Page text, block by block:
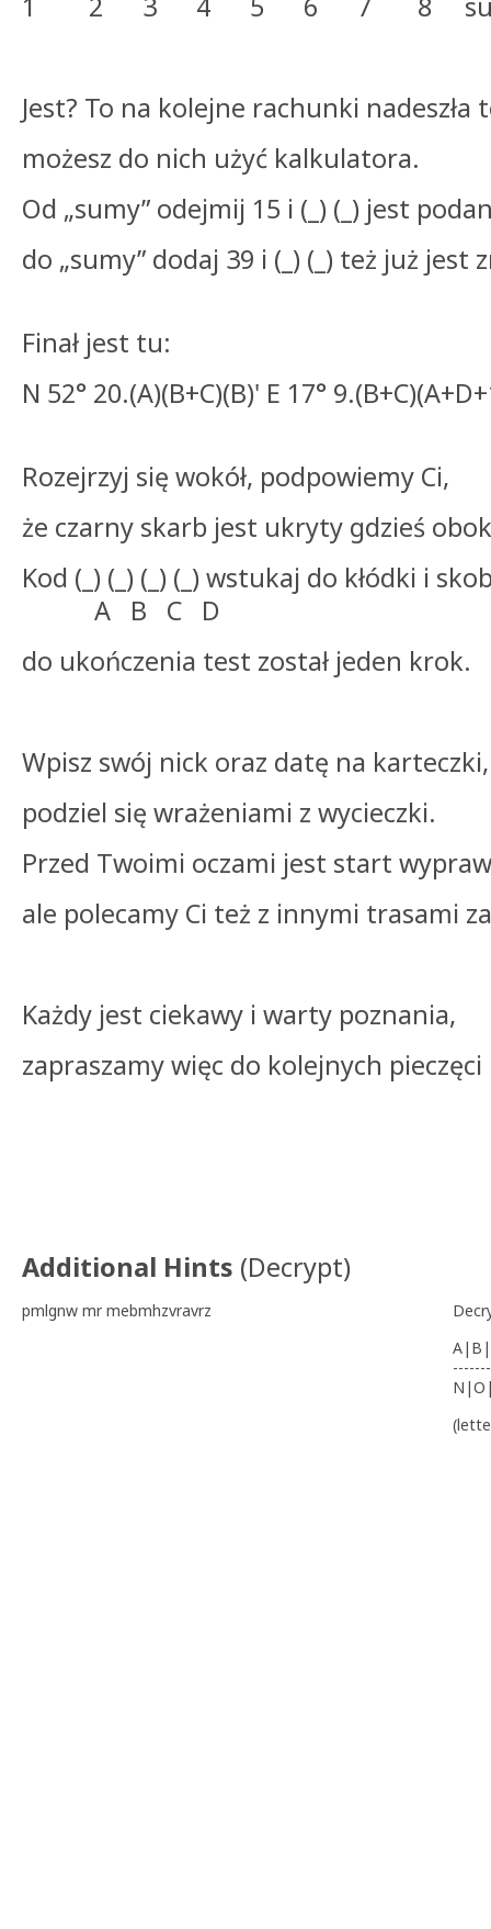
Jest? To na kolejne rachunki nadeszła
możesz do nich użyć kalkulatora.
Od „sumy” odejmij 15 i (_) (_) jest
do „sumy” dodaj 39 i (_) (_) też już
Finał jest tu:
N 52° 20.(A)(B+C)(B)' E 17°
Rozejrzyj się wokół, podpowiemy Ci,
że czarny skarb jest ukryty gdzieś
Kod (_) (_) (_) (_) wstukaj do kłódki i
A B C D
do ukończenia test został jeden krok.
Wpisz swój nick oraz datę na karteczki,
podziel się wrażeniami z wycieczki.
Przed Twoimi oczami jest start
ale polecamy Ci też z innymi trasami
Każdy jest ciekawy i warty poznania,
zapraszamy więc do kolejnych
Additional Hints (Decrypt)
pmlgnw mr mebmhzvravrz